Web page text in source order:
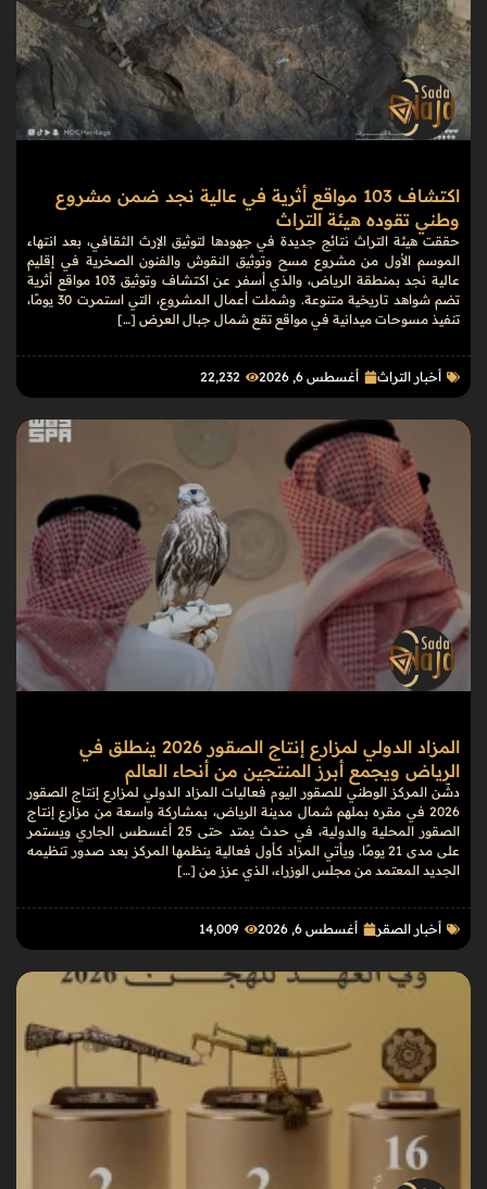
اكتشاف 103 مواقع أثرية في عالية نجد ضمن مشروع
وطني تقوده هيئة التراث
حققت هيئة التراث نتائج جديدة في جهودها لتوثيق الإرث الثقافي، بعد انتهاء
الموسم الأول من مشروع مسح وتوثيق النقوش والفنون الصخرية في إقليم
عالية نجد بمنطقة الرياض، والذي أسفر عن اكتشاف وتوثيق 103 مواقع أثرية
تضم شواهد تاريخية متنوعة. وشملت أعمال المشروع، التي استمرت 30 يومًا،
تنفيذ مسوحات ميدانية في مواقع تقع شمال جبال العرض […]
أخبار التراث أغسطس 6, 2026 22٬232
المزاد الدولي لمزارع إنتاج الصقور 2026 ينطلق في
الرياض ويجمع أبرز المنتجين من أنحاء العالم
دشّن المركز الوطني للصقور اليوم فعاليات المزاد الدولي لمزارع إنتاج الصقور
2026 في مقره بملهم شمال مدينة الرياض، بمشاركة واسعة من مزارع إنتاج
الصقور المحلية والدولية، في حدث يمتد حتى 25 أغسطس الجاري ويستمر
على مدى 21 يومًا. ويأتي المزاد كأول فعالية ينظمها المركز بعد صدور تنظيمه
الجديد المعتمد من مجلس الوزراء، الذي عزز من […]
أخبار الصقر أغسطس 6, 2026 14٬009